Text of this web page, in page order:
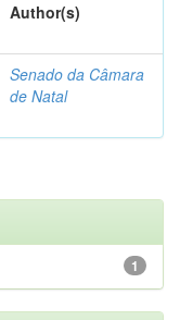
Author(s)
Senado da Câmara
de Natal
1